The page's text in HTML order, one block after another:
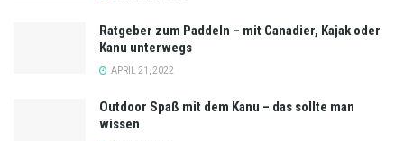
Ratgeber zum Paddeln – mit Canadier, Kajak oder
Kanu unterwegs
APRIL 21, 2022
Outdoor Spaß mit dem Kanu – das sollte man
wissen